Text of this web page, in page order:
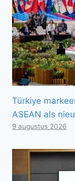
Türkiye
ASEAN als
9 augustus 2026